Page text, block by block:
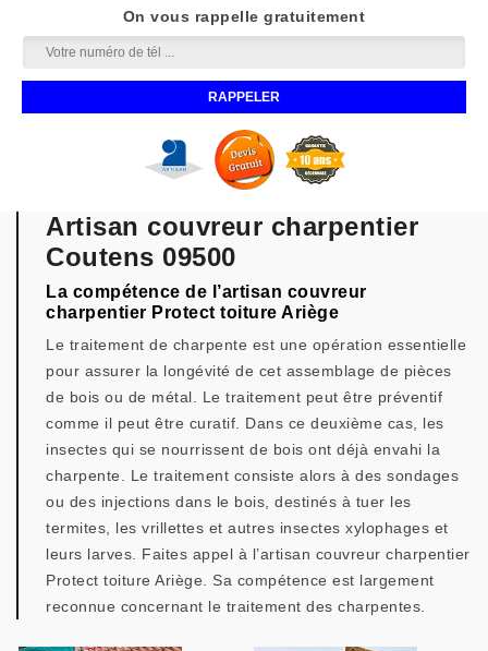
On vous rappelle gratuitement
Artisan couvreur charpentier
Coutens 09500
La compétence de l’artisan couvreur
charpentier Protect toiture Ariège
Le traitement de charpente est une opération essentielle
pour assurer la longévité de cet assemblage de pièces
de bois ou de métal. Le traitement peut être préventif
comme il peut être curatif. Dans ce deuxième cas, les
insectes qui se nourrissent de bois ont déjà envahi la
charpente. Le traitement consiste alors à des sondages
ou des injections dans le bois, destinés à tuer les
termites, les vrillettes et autres insectes xylophages et
leurs larves. Faites appel à l’artisan couvreur charpentier
Protect toiture Ariège. Sa compétence est largement
reconnue concernant le traitement des charpentes.